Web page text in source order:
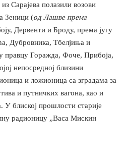
Сарајева полазили возови
Зеници (од Лашве према
Дервенти и Броду, према југу
Дубровника, Тбелјиња и
правцу Горажда, Фоче, Прибоја,
непосредној близини
и ложионица са зградама за
и путничких вагона, као и
У блиској прошлости старије
радионицу „Васа Мискин